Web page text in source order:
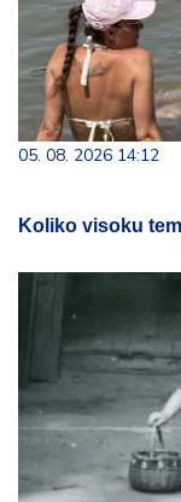
05. 08. 2026 14:12
Koliko visoku